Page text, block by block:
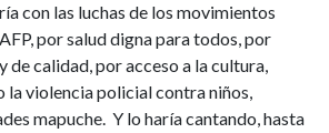
con las luchas de los movimientos
por salud digna para todos, por
de calidad, por acceso a la cultura,
la violencia policial contra niños,
mapuche. Y lo haría cantando, hasta